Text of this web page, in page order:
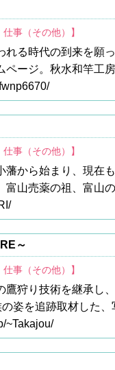
事（その他）】
れる時代の到来を
ページ。秋水和竿工
事（その他）】
藩から始まり、現在
富山売薬の祖、富山
～
事（その他）】
鷹狩り技術を継承し
姿を追跡取材した
~Takajou/